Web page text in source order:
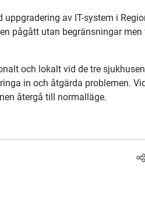
av IT-system i
pågått utan begränsningar men
och lokalt vid de tre
in och åtgärda problemen.
återgå till normalläge.